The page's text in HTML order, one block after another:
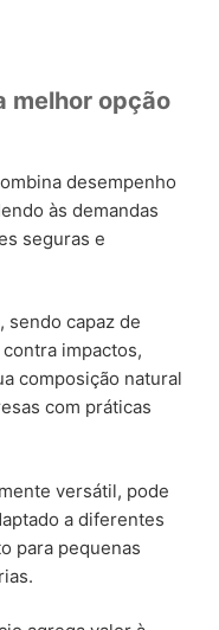
melhor opção
desempenho
às demandas
seguras e
sendo capaz de
impactos,
composição natural
com práticas
versátil, pode
a diferentes
para pequenas